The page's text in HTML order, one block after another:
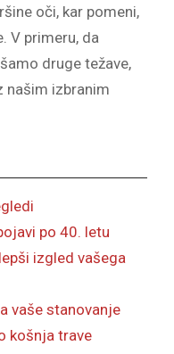
oči, kar pomeni,
V primeru, da
druge težave,
našim izbranim
po 40. letu
izgled vašega
vaše stanovanje
košnja trave